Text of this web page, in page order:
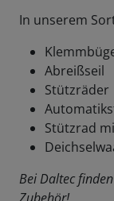
In unserem
Abreißseil
Stützräder
Stützrad
Bei Daltec